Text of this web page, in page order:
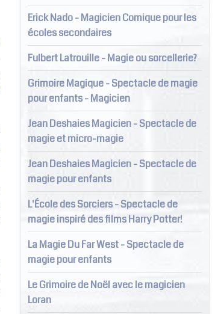
Erick Nado - Magicien Comique pour les
écoles secondaires
Fulbert Latrouille - Magie ou sorcellerie?
Grimoire Magique - Spectacle de magie
pour enfants - Magicien
Jean Deshaies Magicien - Spectacle de
magie et micro-magie
Jean Deshaies Magicien - Spectacle de
magie pour enfants
L'École des Sorciers - Spectacle de
magie inspiré des films Harry Potter!
La Magie Du Far West - Spectacle de
magie pour enfants
Le Grimoire de Noël avec le magicien
Loran